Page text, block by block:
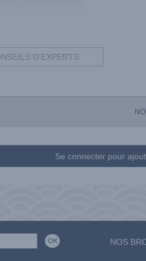
D'EXPERTS
Se connecter pour
NOS